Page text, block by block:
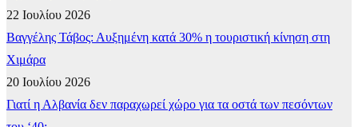
22 Ιουλίου 2026
Βαγγέλης Τάβος: Αυξημένη κατά 30% η τουριστική κίνηση στη
Χιμάρα
20 Ιουλίου 2026
Γιατί η Αλβανία δεν παραχωρεί χώρο για τα οστά των πεσόντων